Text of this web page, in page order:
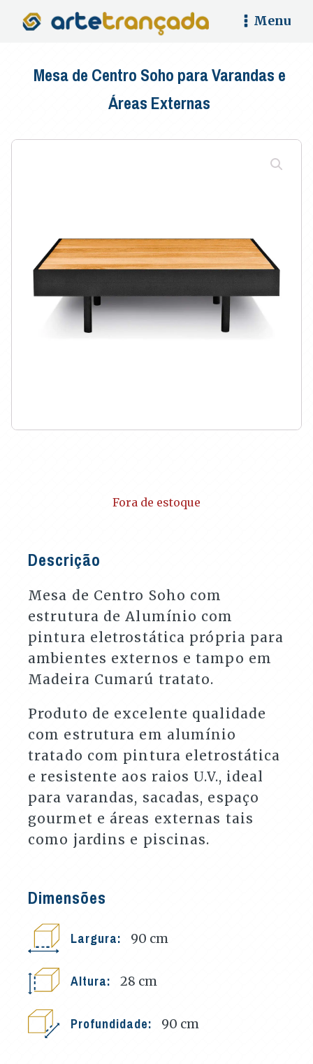
Menu
Mesa de Centro Soho para Varandas e
Áreas Externas
Fora de estoque
Descrição
Mesa de Centro Soho com
estrutura de Alumínio com
pintura eletrostática própria para
ambientes externos e tampo em
Madeira Cumarú tratato.
Produto de excelente qualidade
com estrutura em alumínio
tratado com pintura eletrostática
e resistente aos raios U.V., ideal
para varandas, sacadas, espaço
gourmet e áreas externas tais
como jardins e piscinas.
Dimensões
Largura: 90 cm
Altura: 28 cm
Profundidade: 90 cm